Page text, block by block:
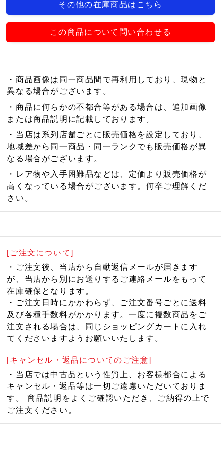
その他の在庫商品はこちら
この商品について問い合わせる
・商品画像は同一商品間で再利用しており、現物と
異なる場合がございます。
・商品に何らかの不都合等がある場合は、追加画像
または商品説明に記載しております。
・当店は系列店舗ごとに販売価格を設定しており、
地域差から同一商品・同一ランクでも販売価格が異
なる場合がございます。
・レア物や入手困難品などは、定価より販売価格が
高くなっている場合がございます。何卒ご理解くだ
さい。
[ご注文について]
・ご注文後、当店から自動返信メールが届きます
が、当店から別にお送りするご連絡メールをもって
在庫確保となります。
・ご注文日時にかかわらず、ご注文番号ごとに送料
及び各種手数料がかかります。一度に複数商品をご
注文される場合は、同じショッピングカートに入れ
てくださいますようお願いいたします。
[キャンセル・返品についてのご注意]
・当店では中古品という性質上、お客様都合による
キャンセル・返品等は一切ご遠慮いただいておりま
す。 商品説明をよくご確認いただき、ご納得の上で
ご注文ください。